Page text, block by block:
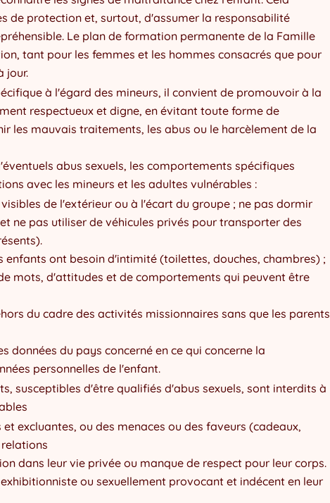
de protection et, surtout, d'assumer la responsabilité
Le plan de formation permanente de la Famille
tant pour les femmes et les hommes consacrés que pour
jour.
à l'égard des mineurs, il convient de promouvoir à la
respectueux et digne, en évitant toute forme de
les mauvais traitements, les abus ou le harcèlement de la
abus sexuels, les comportements spécifiques
avec les mineurs et les adultes vulnérables :
de l'extérieur ou à l'écart du groupe ; ne pas dormir
ne pas utiliser de véhicules privés pour transporter des
enfants ont besoin d'intimité (toilettes, douches, chambres) ;
mots, d'attitudes et de comportements qui peuvent être
du cadre des activités missionnaires sans que les parents
données du pays concerné en ce qui concerne la
personnelles de l'enfant.
susceptibles d'être qualifiés d'abus sexuels, sont interdits à
excluantes, ou des menaces ou des faveurs (cadeaux,
dans leur vie privée ou manque de respect pour leur corps.
ou sexuellement provocant et indécent en leur